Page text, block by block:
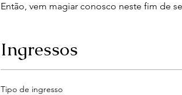
Então, vem magiar conosco neste fim de
Ingressos
Tipo de ingresso